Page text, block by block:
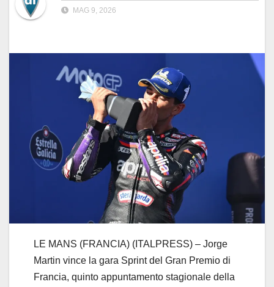
MAG 9, 2026
LE MANS (FRANCIA) (ITALPRESS) – Jorge
Martin vince la gara Sprint del Gran Premio di
Francia, quinto appuntamento stagionale della